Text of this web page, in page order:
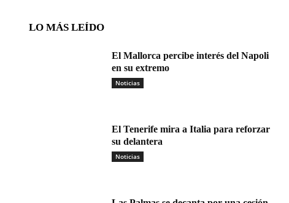
LO MÁS LEÍDO
El Mallorca percibe interés del Napoli
en su extremo
Noticias
El Tenerife mira a Italia para reforzar
su delantera
Noticias